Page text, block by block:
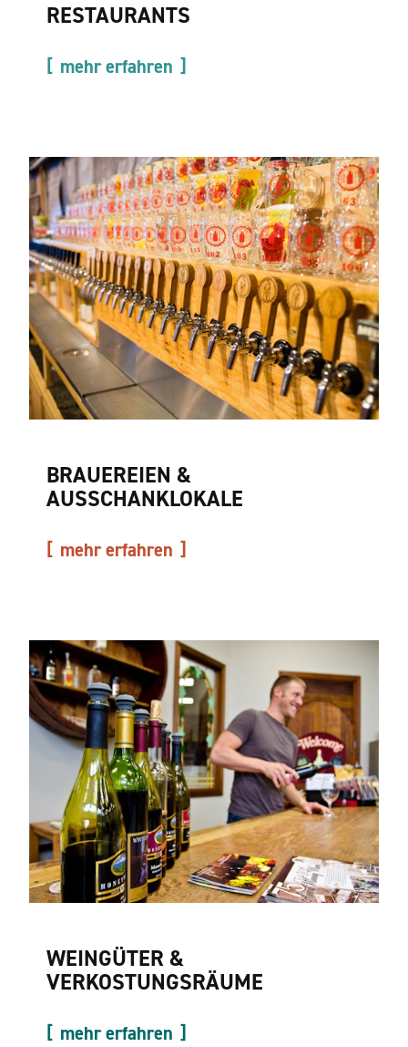
RESTAURANTS
mehr erfahren
BRAUEREIEN &
AUSSCHANKLOKALE
mehr erfahren
WEINGÜTER &
VERKOSTUNGSRÄUME
mehr erfahren